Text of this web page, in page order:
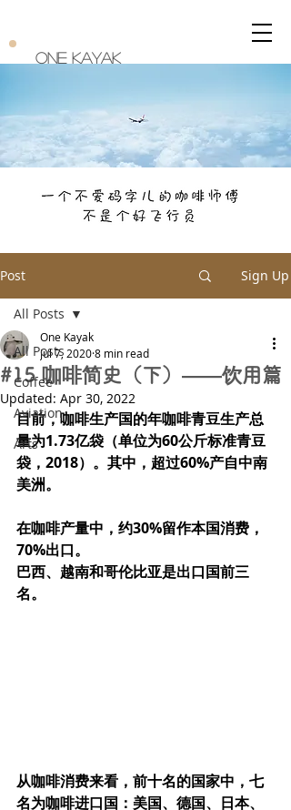
One Kayak
Post Sign Up
All Posts
Coffee
Aviation
Arts
All Posts
#15 咖啡简史（下）——饮用篇
One Kayak
Jul 7, 20208 min read
Updated: Apr 30, 2022
目前，咖啡生产国的年咖啡青豆生产总
量为1.73亿袋（单位为60公斤标准青豆
袋，2018）。其中，超过60%产自中南
美洲。
在咖啡产量中，约30%留作本国消费，
70%出口。
巴西、越南和哥伦比亚是出口国前三
名。
从咖啡消费来看，前十名的国家中，七
名为咖啡进口国：美国、德国、日本、